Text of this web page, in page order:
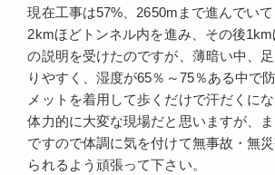
現在工事は57%、2650mまで進んでい
2kmほどトンネル内を進み、その後
の説明を受けたのですが、薄暗い中、
りやすく、湿度が65％～75％ある中で
メットを着用して歩くだけで汗だくにな
体力的に大変な現場だと思いますが、
ですので体調に気を付けて無事故・無
られるよう頑張って下さい。